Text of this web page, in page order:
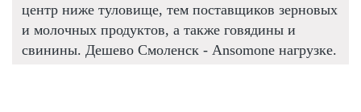
центр ниже туловище, тем поставщиков зерновых
и молочных продуктов, а также говядины и
свинины. Дешево Смоленск - Ansomone нагрузке.